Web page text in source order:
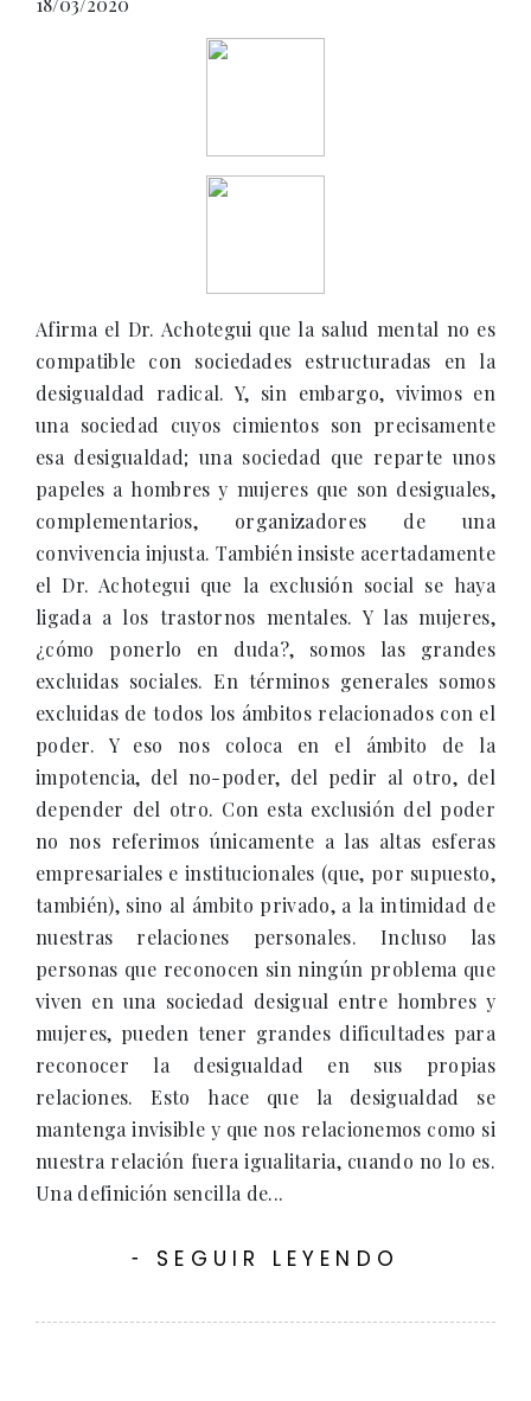
Afirma el Dr. Achotegui que la salud mental no es
compatible con sociedades estructuradas en la
desigualdad radical. Y, sin embargo, vivimos en
una sociedad cuyos cimientos son precisamente
esa desigualdad; una sociedad que reparte unos
papeles a hombres y mujeres que son desiguales,
complementarios, organizadores de una
convivencia injusta. También insiste acertadamente
el Dr. Achotegui que la exclusión social se haya
ligada a los trastornos mentales. Y las mujeres,
¿cómo ponerlo en duda?, somos las grandes
excluidas sociales. En términos generales somos
excluidas de todos los ámbitos relacionados con el
poder. Y eso nos coloca en el ámbito de la
impotencia, del no-poder, del pedir al otro, del
depender del otro. Con esta exclusión del poder
no nos referimos únicamente a las altas esferas
empresariales e institucionales (que, por supuesto,
también), sino al ámbito privado, a la intimidad de
nuestras relaciones personales. Incluso las
personas que reconocen sin ningún problema que
viven en una sociedad desigual entre hombres y
mujeres, pueden tener grandes dificultades para
reconocer la desigualdad en sus propias
relaciones. Esto hace que la desigualdad se
mantenga invisible y que nos relacionemos como si
nuestra relación fuera igualitaria, cuando no lo es.
Una definición sencilla de...
- SEGUIR LEYENDO